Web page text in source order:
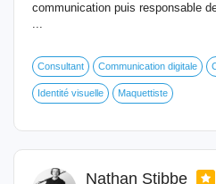
communication puis responsable
...
Consultant Communication digitale
Identité visuelle Maquettiste
Nathan Stibbe